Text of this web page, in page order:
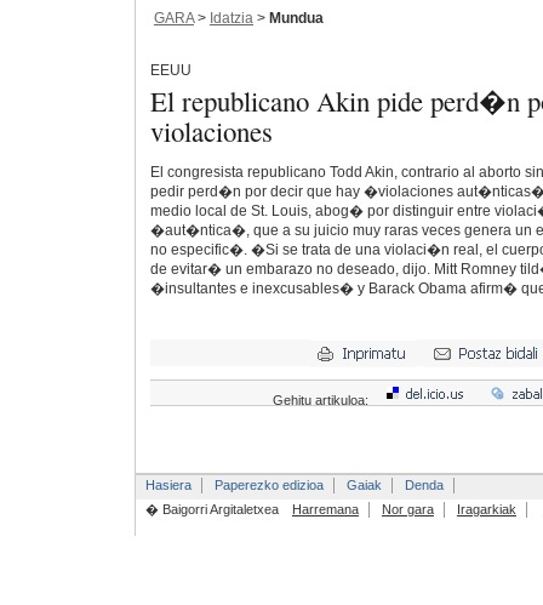
GARA> Idatzia > Mundua
EEUU
El republicano Akin pide perd�n
violaciones
El congresista republicano Todd Akin, contrario al aborto
pedir perd�n por decir que hay �violaciones
medio local de St. Louis, abog� por distinguir entre
�aut�ntica�, que a su juicio muy raras veces genera un
no especific�. �Si se trata de una violaci�n real, el
de evitar� un embarazo no deseado, dijo. Mitt Romney
�insultantes e inexcusables� y Barack Obama afirm�
Gehitu artikuloa:
Hasiera Paperezko edizioa Gaiak
Denda
� Baigorri Argitaletxea
Harremana Nor gara Iragarkiak